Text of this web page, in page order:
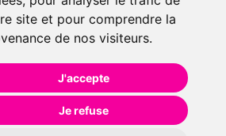
site et pour comprendre la
de nos visiteurs.
J'accepte
Je refuse
Pharmacie d’Amiens vous souhaitent de
nos conseils pharmaceutiques,
parapharmaceutiques, beauté et
de la Grande Pharmacie d’Amiens.
grâce à un choix de 20000 références en
diététique et animaux (vétérinaire).
et parapharmacie en ligne et venez